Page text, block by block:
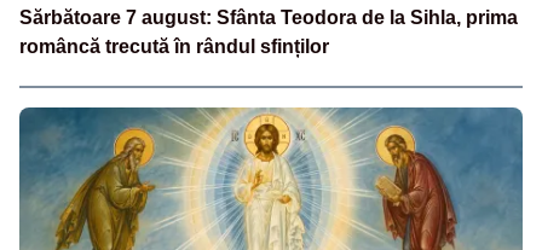
Sărbătoare 7 august: Sfânta Teodora de la Sihla, prima
româncă trecută în rândul sfinților